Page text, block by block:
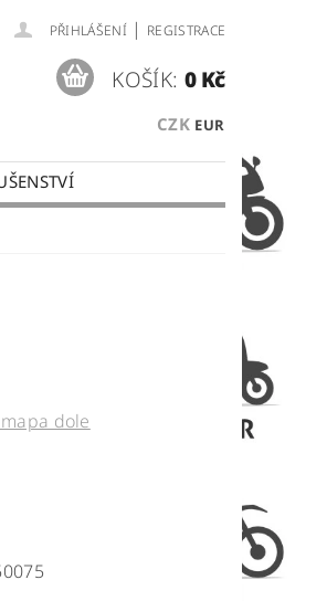
PŘIHLÁŠENÍ | REGISTRACE
CZK EUR
KOŠÍK: 0 Kč
dole